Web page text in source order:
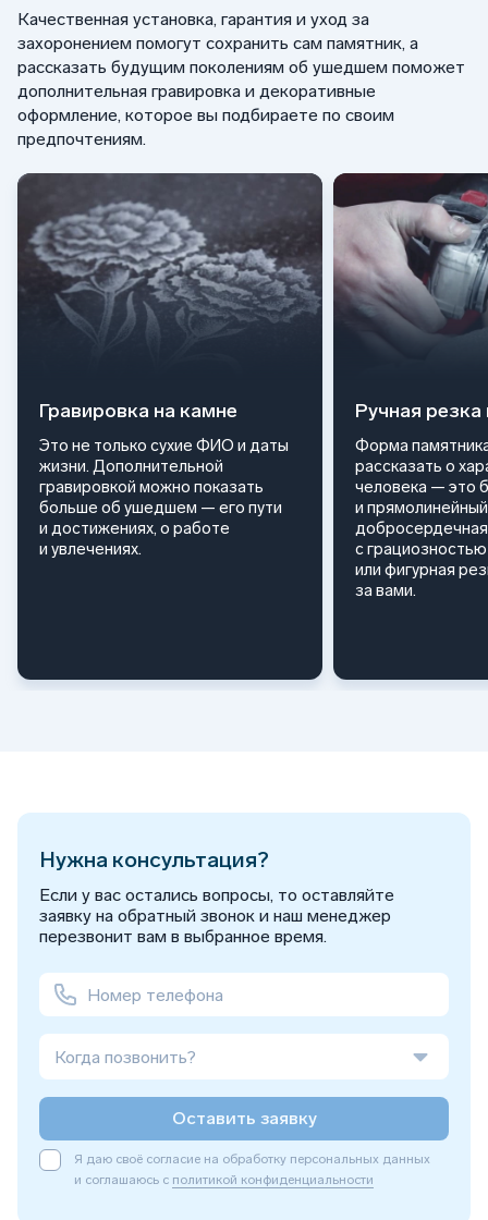
Качественная установка, гарантия и уход за
захоронением помогут сохранить сам памятник, а
рассказать будущим поколениям об ушедшем поможет
дополнительная гравировка и декоративные
оформление, которое вы подбираете по своим
предпочтениям.
Гравировка на камне
Это не только сухие ФИО и даты
жизни. Дополнительной
гравировкой можно показать
больше об ушедшем — его пути
и достижениях, о работе
и увлечениях.
Ручная
Форма
рассказать о
человека — это
и
с
или фигурная
за вами.
Нужна консультация?
Если у вас остались вопросы, то оставляйте
заявку на обратный звонок и наш менеджер
перезвонит вам в выбранное время.
Когда позвонить?
Оставить заявку
Я даю своё согласие на обработку персональных данных
и соглашаюсь с политикой конфиденциальности